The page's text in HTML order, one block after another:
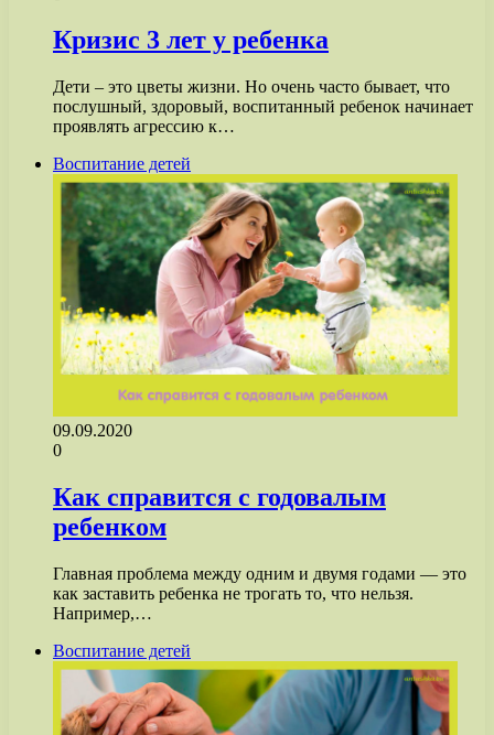
Кризис 3 лет у ребенка
Дети – это цветы жизни. Но очень часто бывает, что
послушный, здоровый, воспитанный ребенок начинает
проявлять агрессию к…
Воспитание детей
09.09.2020
0
Как справится с годовалым
ребенком
Главная проблема между одним и двумя годами — это
как заставить ребенка не трогать то, что нельзя.
Например,…
Воспитание детей